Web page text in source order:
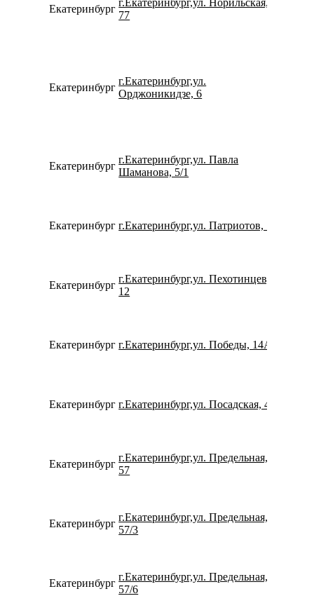
Екатеринбург
77
Екатеринбург
г.Екатеринбург,ул.
Орджоникидзе, 6
Екатеринбург
г.Екатеринбург,ул. Павла
Шаманова, 5/1
Екатеринбург г.Екатеринбург,ул. Патриотов, 1
Екатеринбург
г.Екатеринбург,ул. Пехотинцев,
12
Екатеринбург г.Екатеринбург,ул. Победы, 14А
Екатеринбург г.Екатеринбург,ул. Посадская, 43
Екатеринбург
г.Екатеринбург,ул. Предельная,
57
Екатеринбург
г.Екатеринбург,ул. Предельная,
57/3
Екатеринбург
г.Екатеринбург,ул. Предельная,
57/6